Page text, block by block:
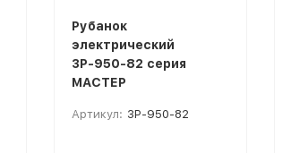
Рубанок
электрический
ЗР-950-82 серия
МАСТЕР
Артикул: ЗР-950-82